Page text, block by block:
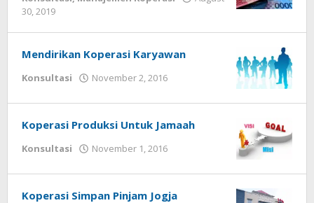
30, 2019
Mendirikan Koperasi Karyawan
Konsultasi November 2, 2016
Koperasi Produksi Untuk Jamaah
Konsultasi November 1, 2016
Koperasi Simpan Pinjam Jogja